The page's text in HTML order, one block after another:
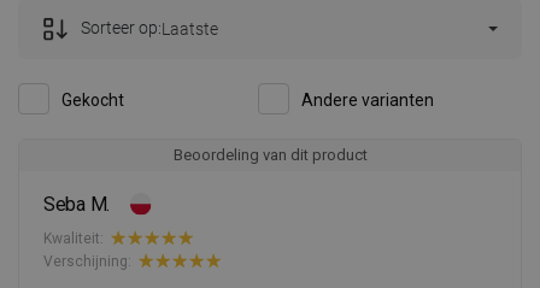
Gekocht Andere varianten
Sorteer op:Laatste
Beoordeling van dit product
Seba M.
Kwaliteit:
Verschijning: